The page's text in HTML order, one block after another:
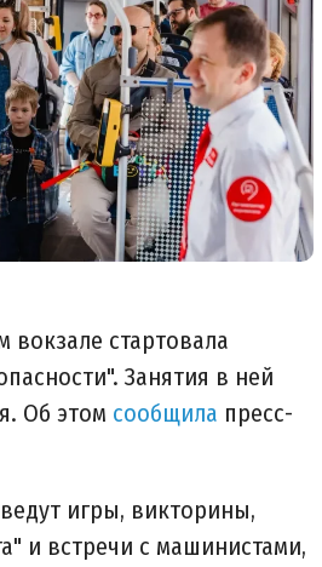
стартовала
Занятия в ней
Об этом сообщила пресс-
игры, викторины,
и встречи с машинистами,